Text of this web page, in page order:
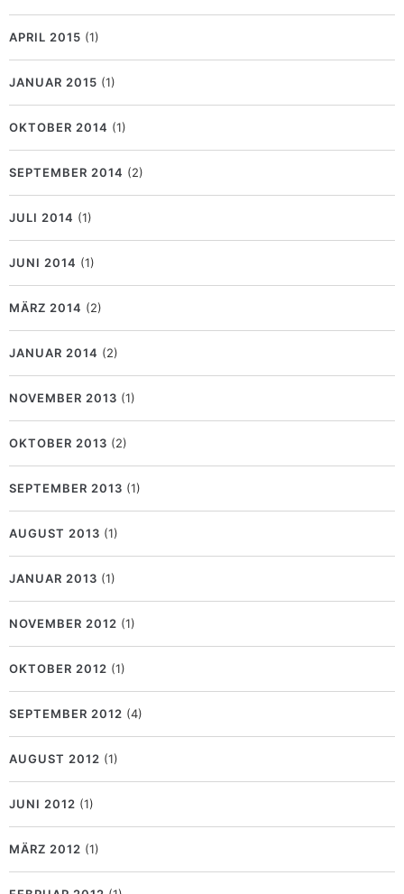
APRIL 2015 (1)
JANUAR 2015 (1)
OKTOBER 2014 (1)
SEPTEMBER 2014 (2)
JULI 2014 (1)
JUNI 2014 (1)
MÄRZ 2014 (2)
JANUAR 2014 (2)
NOVEMBER 2013 (1)
OKTOBER 2013 (2)
SEPTEMBER 2013 (1)
AUGUST 2013 (1)
JANUAR 2013 (1)
NOVEMBER 2012 (1)
OKTOBER 2012 (1)
SEPTEMBER 2012 (4)
AUGUST 2012 (1)
JUNI 2012 (1)
MÄRZ 2012 (1)